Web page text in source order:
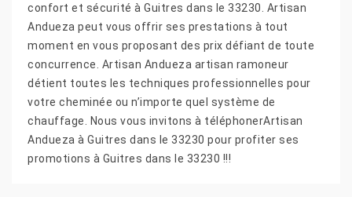
confort et sécurité à Guitres dans le 33230. Artisan
Andueza peut vous offrir ses prestations à tout
moment en vous proposant des prix défiant de toute
concurrence. Artisan Andueza artisan ramoneur
détient toutes les techniques professionnelles pour
votre cheminée ou n’importe quel système de
chauffage. Nous vous invitons à téléphonerArtisan
Andueza à Guitres dans le 33230 pour profiter ses
promotions à Guitres dans le 33230 !!!